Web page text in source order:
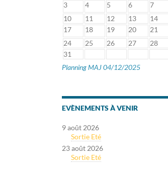
3
4 5 6 7
10
11 12 13 14
17
18 19 20 21
24
25 26 27 28
31
Planning MAJ 04/12/2025
EVÈNEMENTS À VENIR
9 août 2026
Sortie Eté
23 août 2026
Sortie Eté